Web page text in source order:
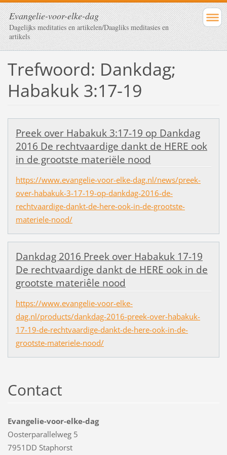
Evangelie-voor-elke-dag
Dagelijks meditaties en artikelen/Daagliks meditasies en
artikels
Trefwoord: Dankdag;
Habakuk 3:17-19
Preek over Habakuk 3:17-19 op Dankdag
2016 De rechtvaardige dankt de HERE ook
in de grootste materiële nood
https://www.evangelie-voor-elke-dag.nl/news/preek-
over-habakuk-3-17-19-op-dankdag-2016-de-
rechtvaardige-dankt-de-here-ook-in-de-grootste-
materiele-nood/
Dankdag 2016 Preek over Habakuk 17-19
De rechtvaardige dankt de HERE ook in de
grootste materiêle nood
https://www.evangelie-voor-elke-
dag.nl/products/dankdag-2016-preek-over-habakuk-
17-19-de-rechtvaardige-dankt-de-here-ook-in-de-
grootste-materiele-nood/
Contact
Evangelie-voor-elke-dag
Oosterparallelweg 5
7951DD Staphorst